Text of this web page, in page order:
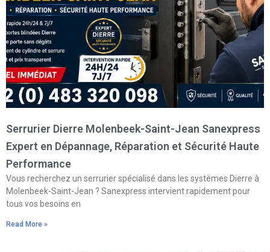
Serrurier Dierre Molenbeek-Saint-Jean Sanexpress
Expert en Dépannage, Réparation et Sécurité Haute
Performance
Vous recherchez un serrurier spécialisé dans les systèmes Dierre à
Molenbeek-Saint-Jean ? Sanexpress intervient rapidement pour
tous vos besoins en
Read More »